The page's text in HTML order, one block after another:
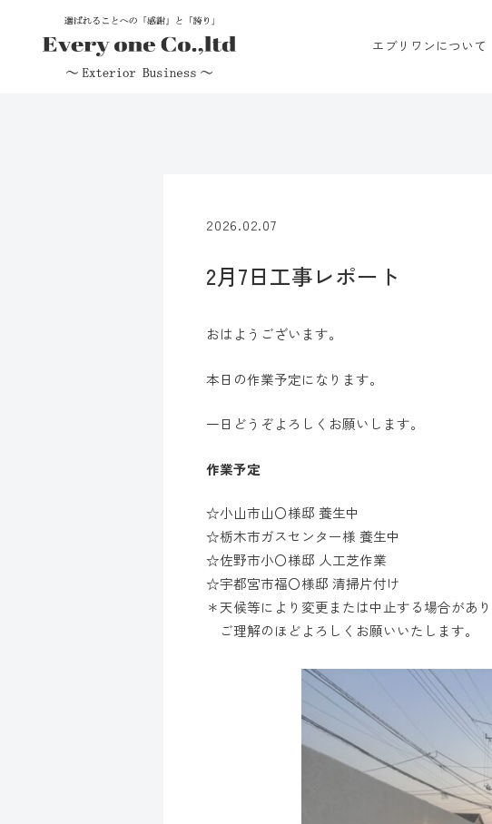
エブリワンについて
2026.02.07
2月7日工事レポート
おはようございます。
本日の作業予定になります。
一日どうぞよろしくお願いします。
作業予定
☆小山市山〇様邸 養生中
☆栃木市ガスセンター様 養生中
☆佐野市小〇様邸 人工芝作業
☆宇都宮市福〇様邸 清掃片付け
＊天候等により変更または中止する場合があり
ご理解のほどよろしくお願いいたします。